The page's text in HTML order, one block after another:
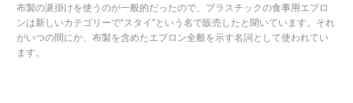
布製の涎掛けを使うのが一般的だったので、プラスチックの食事用エプロ
ンは新しいカテゴリーで“スタイ”という名で販売したと聞いています。それ
がいつの間にか、布製を含めたエプロン全般を示す名詞として使われてい
ます。